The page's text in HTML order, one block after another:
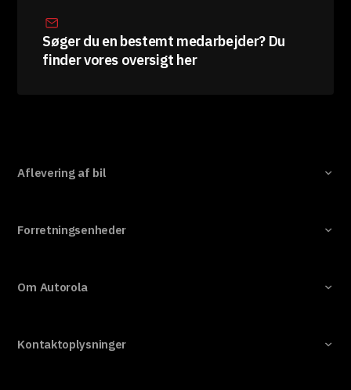
Søger du en bestemt medarbejder? Du
finder vores oversigt her
Aflevering af bil
Forretningsenheder
Om Autorola
Kontaktoplysninger